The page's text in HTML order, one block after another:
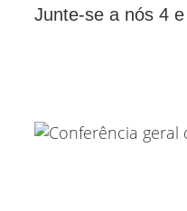
Junte-se a nós 4